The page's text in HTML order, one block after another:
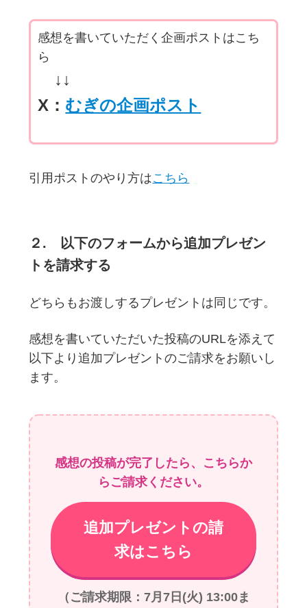
感想を書いていただく企画ポストはこち
ら
↓↓
X： むぎの企画ポスト
引用ポストのやり方はこちら
２. 以下のフォームから追加プレゼン
トを請求する
どちらもお渡しするプレゼントは同じです。
感想を書いていただいた投稿のURLを添えて
以下より追加プレゼントのご請求をお願いし
ます。
感想の投稿が完了したら、こちらか
らご請求ください。
追加プレゼントの請
求はこちら
（ご請求期限：7月7日(火) 13:00ま